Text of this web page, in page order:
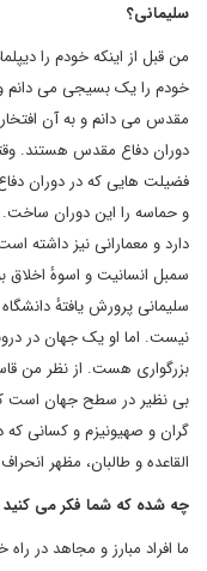
سلیمانی؟
من قبل از اینکه خودم را
خودم را یک بسیجی می دانم
مقدس می دانم و به آن
دوران دفاع مقدس هستند.
فضیلت هایی که در دوران
و حماسه را این دوران
دارد و معمارانی نیز داشته
سمبل انسانیت و اسوهٔ اخلاق
سلیمانی پرورش یافتهٔ
نیست. اما او یک جهان در
بزرگواری هست. از نظر من
بی نظیر در سطح جهان است
گران و صهیونیزم و کسانی
القاعده و طالبان، مظهر
چه شده که شما فکر می
ما افراد مبارز و مجاهد در